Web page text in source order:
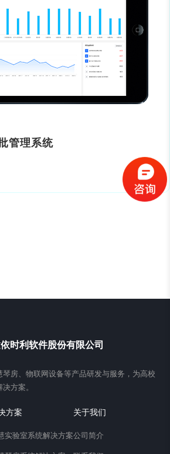
管理系统
时利软件股份有限公司
房、物联网设备等产品研发与服务，为高校
方案。
方案
实验室系统解决方案
关于我们
公司简介